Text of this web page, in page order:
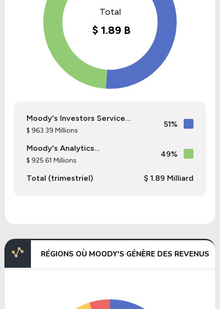
Moody's Investors Service...
$ 963.39 Millions
51%
Moody's Analytics...
$ 925.61 Millions
49%
Total (trimestriel) $ 1.89 Milliard
RÉGIONS OÙ MOODY'S GÉNÈRE DES REVENUS